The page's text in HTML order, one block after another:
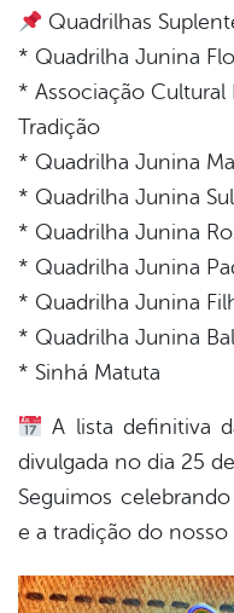
Quadrilhas
* Quadrilha Junina
* Associação Cultural
Tradição
* Quadrilha Junina
* Quadrilha Junina
* Quadrilha Junina
* Quadrilha Junina
* Quadrilha Junina
* Quadrilha Junina
* Sinhá Matuta
A lista definitiva
divulgada no dia 25
Seguimos
e a tradição do nosso